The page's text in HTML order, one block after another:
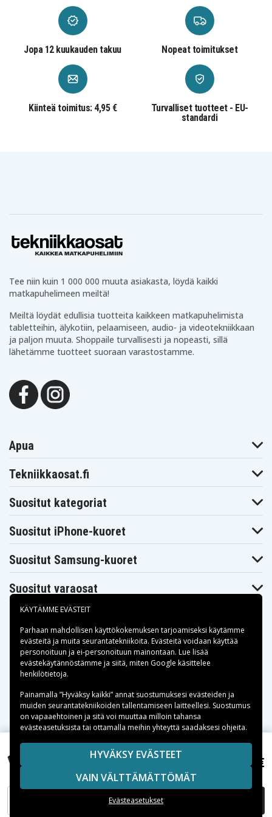
10,99 €
LISÄÄ OSTOSKORIIN
Jopa 12 kuukauden takuu Nopeat toimitukset
Kiinteä toimitus: 4,95 €
Turvalliset tuotteet - EU-
standardi
Tee niin kuin 1 000 000 muuta asiakasta, löydä kaikki
matkapuhelimeen meiltä!
Meiltä löydät edullisia tuotteita kaikkeen matkapuhelimista
tabletteihin, älykotiin, pelaamiseen, audio- ja videotekniikkaan
ja paljon muuta. Shoppaile turvallisesti ja nopeasti, sillä
lähetämme tuotteet suoraan varastostamme.
Apua
Tekniikkaosat.fi
Suositut kategoriat
Suositut iPhone-kuoret
Suositut Samsung-kuoret
Suositut varaosat
Maksuvaihtoehdot
Toimitusvaihtoehdot
Copyright © 2026, Spares Nordic AB
SIVULLA MAINITUT TAVARAMERKIT OVAT OMISTAJIENSA
OMAISUUTTA.
KÄYTÄMME EVÄSTEIT
Parhaan mahdollisen käyttökokemuksen tarjoamiseksi käytämme
evästeitä ja muita seurantatekniikoita. Evästeitä voidaan käyttää
personoituun ja ei-personoituun mainontaan. Lue lisää
evästekäytännöstämme ja siitä, miten Google käsittelee
henkilötietoja.
Painamalla ”Hyväksy kaikki” annat suostumuksesi evästeiden ja
muiden seurantatekniikoiden tallentamiseen laitteellesi. Suostumus
on vapaaehtoinen ja sitä voi muuttaa milloin tahansa
evästeasetuksista tai ottamalla meihin yhteyttä saadaksesi ohjeita.
HYVÄKSY EVÄSTEET
VAIN VÄLTTÄMÄTTÖMÄT
Evästeasetukset